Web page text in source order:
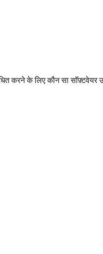
करने के लिए कौन सा सॉफ़्टवेयर